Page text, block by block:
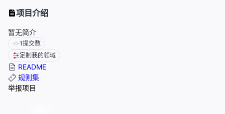
项目介绍
暂无简介
1提交数
定制我的领域
README
规则集
举报项目